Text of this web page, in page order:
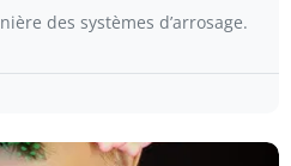
des systèmes d’arrosage.